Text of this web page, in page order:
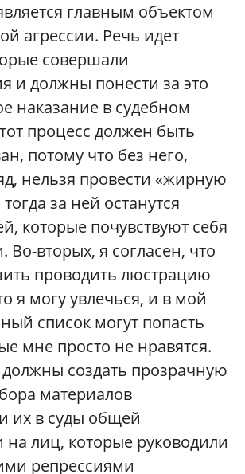
главным объектом
агрессии. Речь идет
совершали
и должны понести за это
наказание в судебном
процесс должен быть
потому что без него,
нельзя провести «жирную
за ней останутся
которые почувствуют себя
вторых, я согласен, что
проводить люстрацию
я могу увлечься, и в мой
список могут попасть
мне просто не нравятся.
создать прозрачную
материалов
их в суды общей
лиц, которые руководили
репрессиями